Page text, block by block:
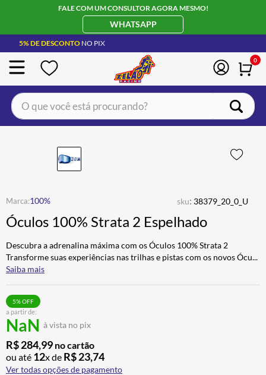
FALE COM UM CONSULTOR AGORA MESMO!
WHATSAPP
5% DE DESCONTO NO PIX
0
O que você está procurando?
100% sku: 38379_20_0_U
Óculos 100% Strata 2 Espelhado
Descubra a adrenalina máxima com os Óculos 100% Strata 2
Transforme suas experiências nas trilhas e pistas com os novos Ócu...
Saiba mais
a partir de:
NaN à vista no pix
5% OFF
R$284,99 no cartão
ou até 12x de R$23,74
Ver todas opções de pagamento
CAPACETE LS2
BOTA
6º ALPINESTAR
7º BAU
8º
9º